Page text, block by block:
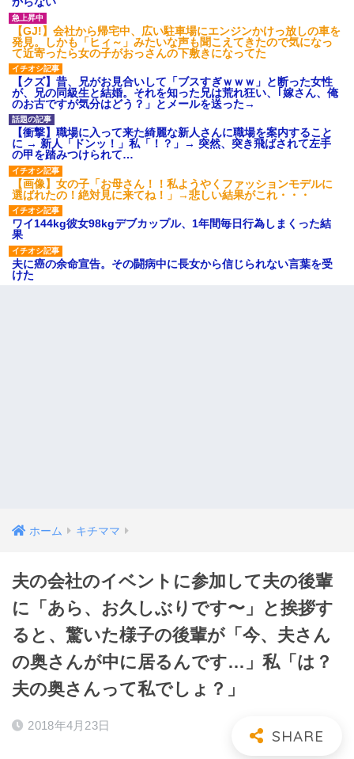
【GJ!】会社から帰宅中、広い駐車場にエンジンかけっ放しの車を
発見。しかも「ヒィ～」みたいな声も聞こえてきたので気になっ
て近寄ったら女の子がおっさんの下敷きになってた
【クズ】昔、兄がお見合いして「ブスすぎｗｗｗ」と断った女性
が、兄の同級生と結婚。それを知った兄は荒れ狂い、｢嫁さん、俺
のお古ですが気分はどう？」とメールを送った→
【衝撃】職場に入って来た綺麗な新人さんに職場を案内すること
に → 新人「ドンッ！」私「！？」→ 突然、突き飛ばされて左手
の甲を踏みつけられて…
【画像】女の子「お母さん！！私ようやくファッションモデルに
選ばれたの！絶対見に来てね！」→悲しい結果がこれ・・・
ワイ144kg彼女98kgデブカップル、1年間毎日行為しまくった結
果
夫に癌の余命宣告。その闘病中に長女から信じられない言葉を受
けた
ホーム キチママ
夫の会社のイベントに参加して夫の後輩
に「あら、お久しぶりです〜」と挨拶す
ると、驚いた様子の後輩が「今、夫さん
の奥さんが中に居るんです…」私「は？
夫の奥さんって私でしょ？」
2018年4月23日